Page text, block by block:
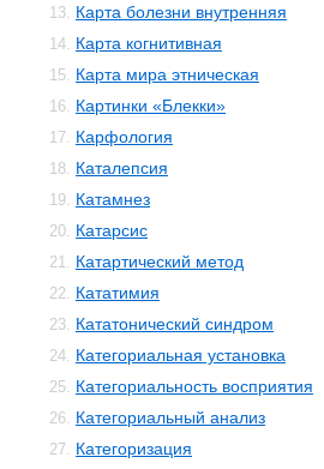
13. Карта болезни внутренняя
14. Карта когнитивная
15. Карта мира этническая
16. Картинки «Блекки»
17. Карфология
18. Каталепсия
19. Катамнез
20. Катарсис
21. Катартический метод
22. Кататимия
23. Кататонический синдром
24. Категориальная установка
25. Категориальность восприятия
26. Категориальный анализ
27. Категоризация